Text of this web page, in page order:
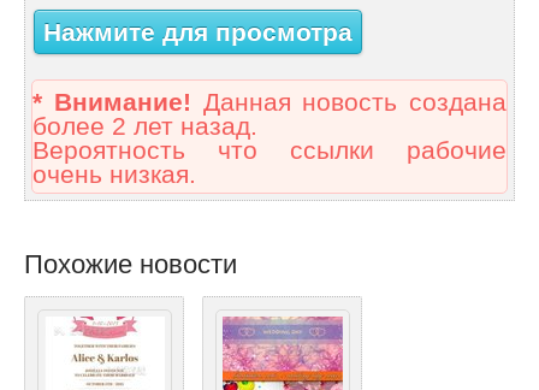
Нажмите для просмотра
* Внимание! Данная новость создана
более 2 лет назад.
Вероятность что ссылки рабочие
очень низкая.
Похожие новости